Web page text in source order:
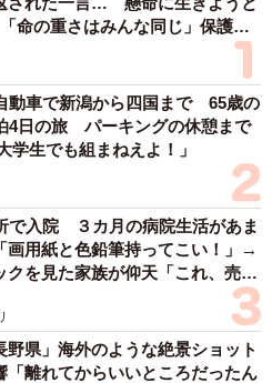
は、頭の回転が遅いからでは
ていますが、てぃーえーさん
ゃいますか？
したりだとか、言いたいこと
てきた中で、比較すると自分
はないなと感じています。
から当時の状況を思い出して
」と後悔されたことはありま
ファミリー
記事順）